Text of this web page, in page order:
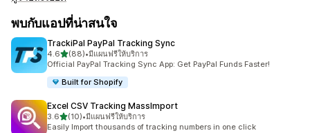
พบกับแอปที่น่าสนใจ
TrackiPal PayPal Tracking Sync
4.6เต็ม 5 ดาว
(88)
ทั้งหมด 88 รีวิว
•มีแผนฟรีให้บริการ
Official PayPal Tracking Sync App: Get PayPal Funds Faster!
Built for Shopify
Excel CSV Tracking MassImport
3.6เต็ม 5 ดาว
(10)
ทั้งหมด 10 รีวิว
•มีแผนฟรีให้บริการ
Easily Import thousands of tracking numbers in one click